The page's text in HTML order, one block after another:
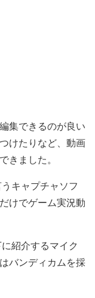
集できるのが良い
けたりなど、動画
きました。
うキャプチャソフ
けでゲーム実況動
紹介するマイク
バンディカムを採